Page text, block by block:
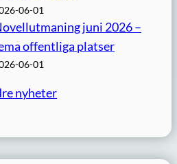
06-01
juni 2026 –
offentliga platser
06-01
nyheter